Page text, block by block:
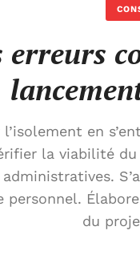
erreurs
l’isolement en
la viabilité
personnel.
du